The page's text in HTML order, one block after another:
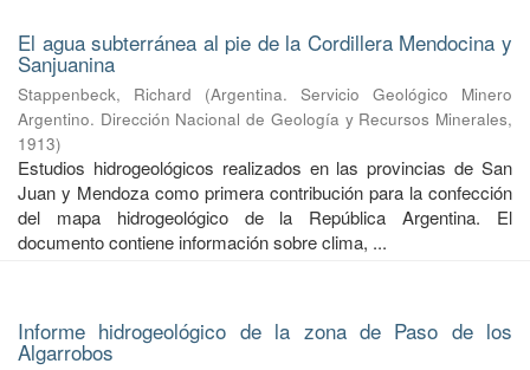
El agua subterránea al pie de la Cordillera Mendocina y
Sanjuanina
Stappenbeck, Richard (Argentina. Servicio Geológico Minero
Argentino. Dirección Nacional de Geología y Recursos Minerales,
1913)
Estudios hidrogeológicos realizados en las provincias de San
Juan y Mendoza como primera contribución para la confección
del mapa hidrogeológico de la República Argentina. El
documento contiene información sobre clima, ...
Informe hidrogeológico de la zona de Paso de los
Algarrobos